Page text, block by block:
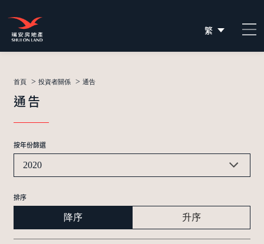
繁
简
首頁 > 投資者關係 > 通告
通告
按年份篩選
2020
排序
降序 升序